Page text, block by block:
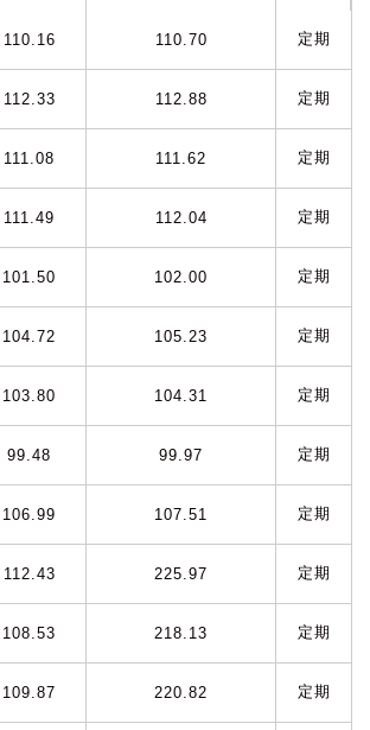
110.16 110.70 定期
112.33 112.88 定期
111.08 111.62 定期
111.49 112.04 定期
101.50 102.00 定期
104.72 105.23 定期
103.80 104.31 定期
99.48 99.97 定期
106.99 107.51 定期
112.43 225.97 定期
108.53 218.13 定期
109.87 220.82 定期